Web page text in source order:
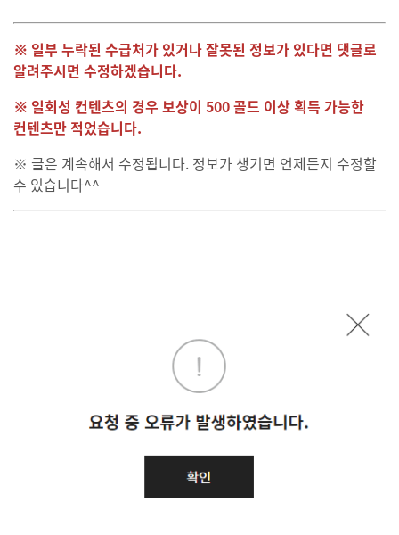
※ 일부 누락된 수급처가 있거나 잘못된 정보가 있다면 댓글로
알려주시면 수정하겠습니다.
※ 일회성 컨텐츠의 경우 보상이 500 골드 이상 획득 가능한
컨텐츠만 적었습니다.
※ 글은 계속해서 수정됩니다. 정보가 생기면 언제든지 수정할
수 있습니다^^